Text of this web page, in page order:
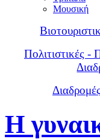
Μουσική
Πολιτιστικές -
Η